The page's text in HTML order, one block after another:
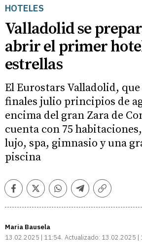
HOTELES
Valladolid se
abrir el primer
estrellas
El Eurostars Valladolid,
finales julio principios de
encima del gran Zara de
cuenta con 75
lujo, spa, gimnasio y una
piscina
FacebookTwitterWhatsappTelegramCopiar
Maria Bausela
13.02.2025 | 11:54 Actualizado: 13.02.2025 |